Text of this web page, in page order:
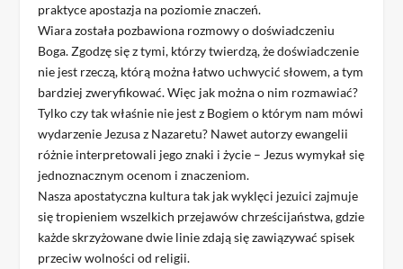
praktyce apostazja na poziomie znaczeń.
Wiara została pozbawiona rozmowy o doświadczeniu
Boga. Zgodzę się z tymi, którzy twierdzą, że doświadczenie
nie jest rzeczą, którą można łatwo uchwycić słowem, a tym
bardziej zweryfikować. Więc jak można o nim rozmawiać?
Tylko czy tak właśnie nie jest z Bogiem o którym nam mówi
wydarzenie Jezusa z Nazaretu? Nawet autorzy ewangelii
różnie interpretowali jego znaki i życie – Jezus wymykał się
jednoznacznym ocenom i znaczeniom.
Nasza apostatyczna kultura tak jak wyklęci jezuici zajmuje
się tropieniem wszelkich przejawów chrześcijaństwa, gdzie
każde skrzyżowane dwie linie zdają się zawiązywać spisek
przeciw wolności od religii.